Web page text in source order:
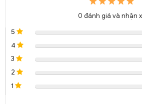
0 đánh giá và nhận
5
4
3
2
1